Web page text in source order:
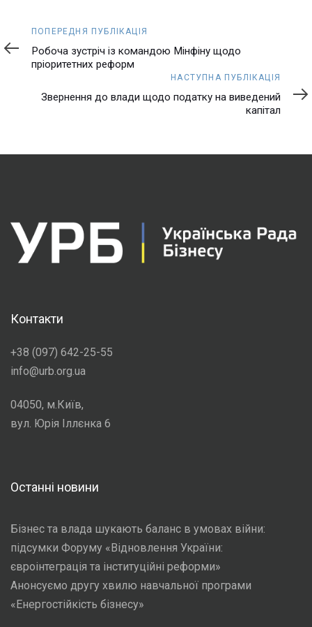
Попередня
публікація
ПОПЕРЕДНЯ ПУБЛІКАЦІЯ
Робоча зустріч із командою Мінфіну щодо
пріоритетних реформ
публікація
НАСТУПНА ПУБЛІКАЦІЯ
Звернення до влади щодо податку на виведений
капітал
Контакти
+38 (097) 642-25-55
info@urb.org.ua
04050, м.Київ,
вул. Юрія Іллєнка 6
Останні новини
Бізнес та влада шукають баланс в умовах війни:
підсумки Форуму «Відновлення України:
євроінтеграція та інституційні реформи»
Анонсуємо другу хвилю навчальної програми
«Енергостійкість бізнесу»